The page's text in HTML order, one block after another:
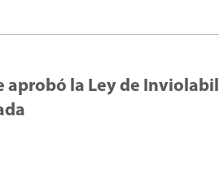
aprobó la Ley de